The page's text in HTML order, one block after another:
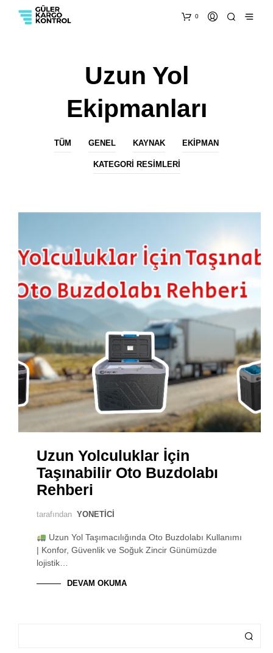
0
Uzun Yol
Ekipmanları
TÜM GENEL KAYNAK EKIPMAN
KATEGORI RESIMLERI
Uzun Yolculuklar İçin
Taşınabilir Oto Buzdolabı
Rehberi
tarafından YONETICI
Uzun Yol Taşımacılığında Oto Buzdolabı Kullanımı
| Konfor, Güvenlik ve Soğuk Zincir Günümüzde
lojistik…
DEVAM OKUMA